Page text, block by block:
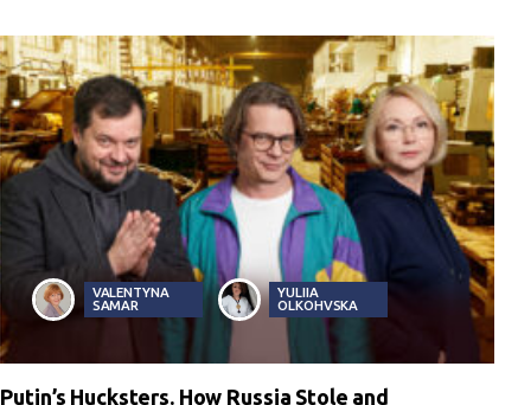
VALENTYNA
SAMAR
YULIIA
OLKOHVSKA
Putin’s Hucksters. How Russia Stole and